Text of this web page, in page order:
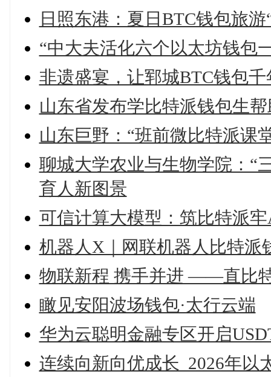
日照东港：夏日BTC钱包旅游
“中大夫活化六个以太坊钱包
非遗盛宴，让郓城BTC钱包
山东省发布学比特派钱包生
山东巨野：“班前微比特派课
聊城大学农业与生物学院：“
育人新图景
可信计算大模型：筑比特派
机器人X｜网联机器人比特派
物联新程 携手并进 ——直比
瞰见安阳波场钱包·太行云端
华为云聪明金融专区开启
连续向新向优成长 2026年以